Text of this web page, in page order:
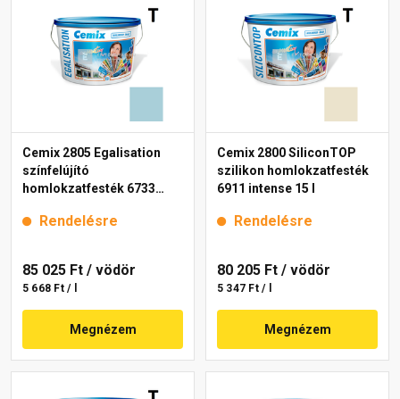
Cemix 2805 Egalisation
színfelújító
homlokzatfesték 6733
Rendelésre
85 025 Ft / vödör
5 668 Ft / l
Megnézem
Cemix 2800 SiliconTOP
szilikon homlokzatfesték
6911 intense 15 l
Rendelésre
80 205 Ft / vödör
5 347 Ft / l
Megnézem